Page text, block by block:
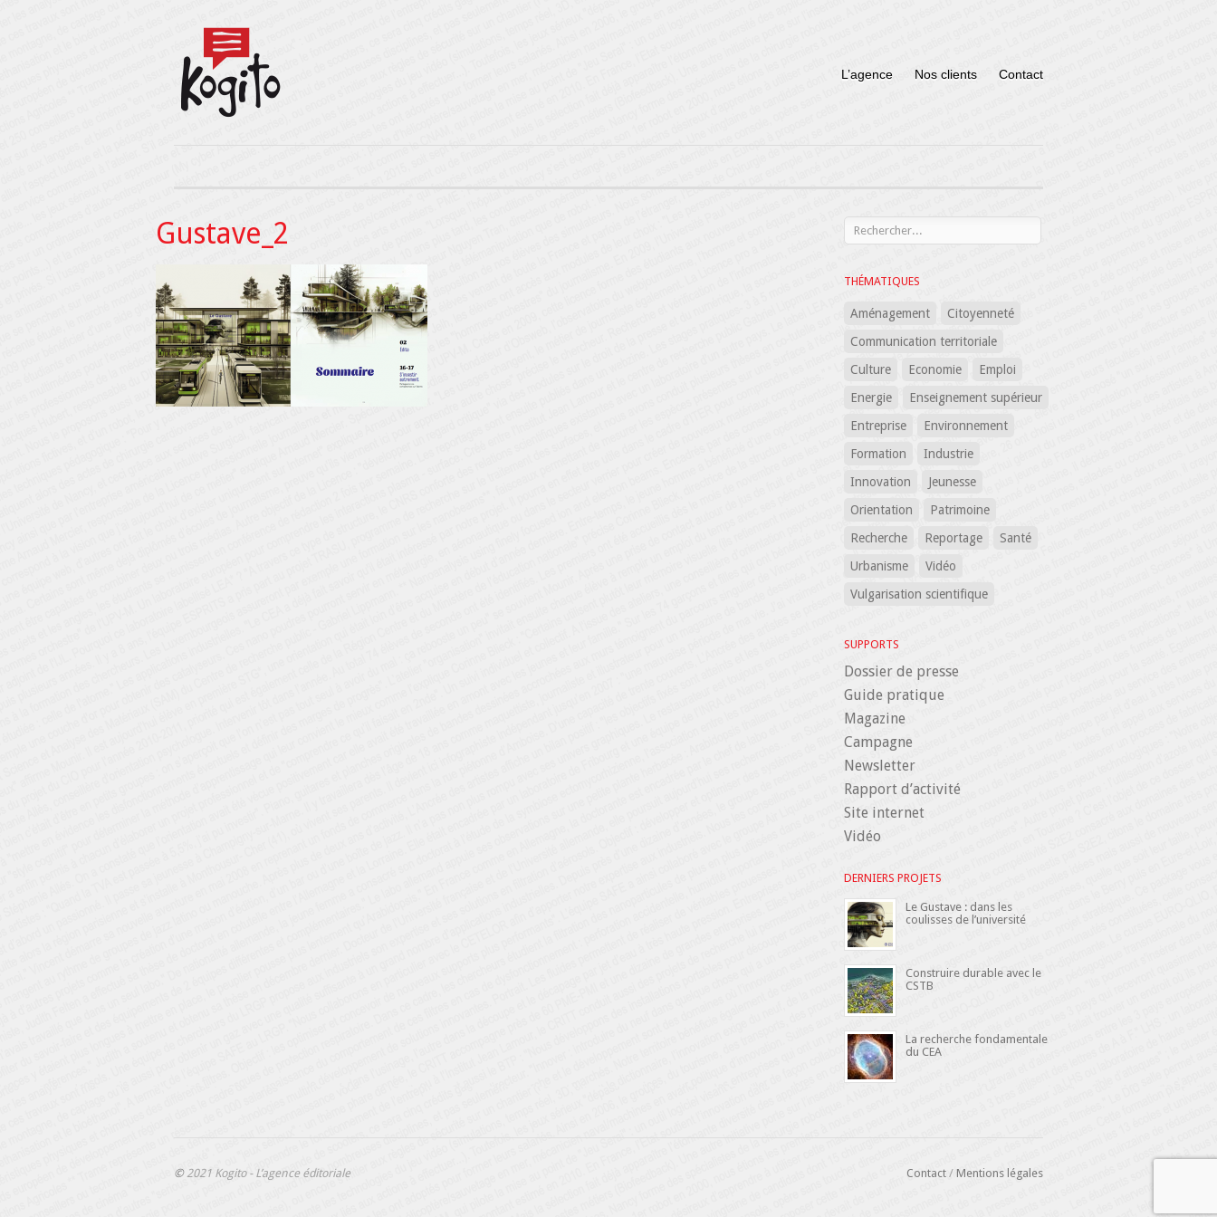
L’agence Nos clients Contact
Gustave_2
THÉMATIQUES
Aménagement
Citoyenneté
Communication territoriale
Culture
Economie
Emploi
Energie
Enseignement supérieur
Entreprise
Environnement
Formation
Industrie
Innovation
Jeunesse
Orientation
Patrimoine
Recherche
Reportage
Santé
Urbanisme
Vidéo
Vulgarisation scientifique
SUPPORTS
Dossier de presse
Guide pratique
Magazine
Campagne
Newsletter
Rapport d’activité
Site internet
Vidéo
DERNIERS PROJETS
Le Gustave : dans les
coulisses de l’université
Construire durable avec le
CSTB
La recherche fondamentale
du CEA
©2021 Kogito - L’agence éditoriale Contact / Mentions légales